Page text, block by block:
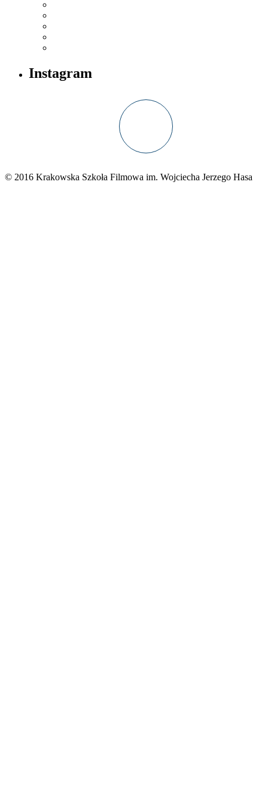
Instagram
© 2016 Krakowska Szkoła Filmowa im. Wojciecha Jerzego Hasa